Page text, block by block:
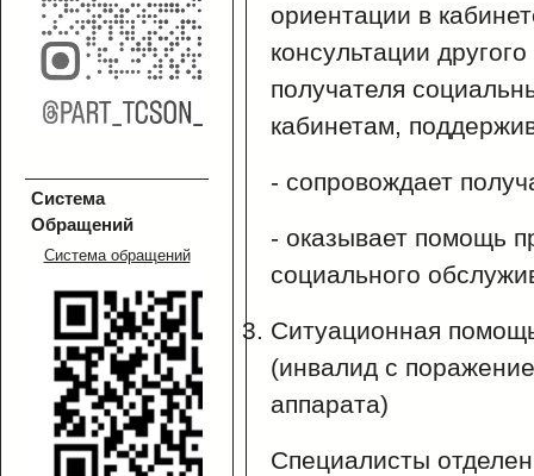
Система
Обращений
Система обращений
ориентации в
консультации
получателя
кабинетам,
- сопровождает
- оказывает помощь
социального
Ситуационная
(инвалид с
аппарата)
Специалисты